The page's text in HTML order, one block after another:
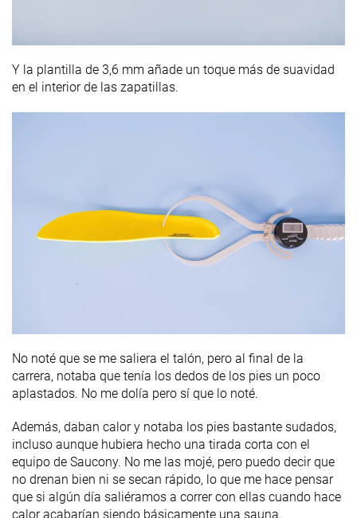
Y la plantilla de 3,6 mm añade un toque más de suavidad
en el interior de las zapatillas.
No noté que se me saliera el talón, pero al final de la
carrera, notaba que tenía los dedos de los pies un poco
aplastados. No me dolía pero sí que lo noté.
Además, daban calor y notaba los pies bastante sudados,
incluso aunque hubiera hecho una tirada corta con el
equipo de Saucony. No me las mojé, pero puedo decir que
no drenan bien ni se secan rápido, lo que me hace pensar
que si algún día saliéramos a correr con ellas cuando hace
calor acabarían siendo básicamente una sauna.